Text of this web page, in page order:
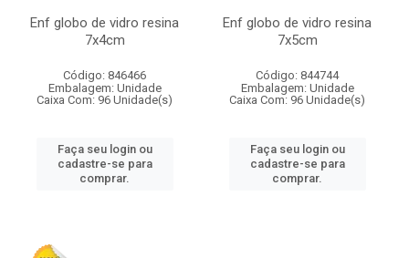
Enf globo de vidro resina
7x4cm
Código: 846466
Embalagem: Unidade
Caixa Com: 96 Unidade(s)
Faça seu login ou
cadastre-se para
comprar.
Enf globo de vidro resina
7x5cm
Código: 844744
Embalagem: Unidade
Caixa Com: 96 Unidade(s)
Faça seu login ou
cadastre-se para
comprar.